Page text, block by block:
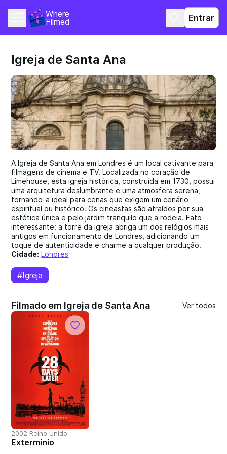
Where
Filmed
Entrar
Igreja de Santa Ana
A Igreja de Santa Ana em Londres é um local cativante para
filmagens de cinema e TV. Localizada no coração de
Limehouse, esta igreja histórica, construída em 1730, possui
uma arquitetura deslumbrante e uma atmosfera serena,
tornando-a ideal para cenas que exigem um cenário
espiritual ou histórico. Os cineastas são atraídos por sua
estética única e pelo jardim tranquilo que a rodeia. Fato
interessante: a torre da igreja abriga um dos relógios mais
antigos em funcionamento de Londres, adicionando um
toque de autenticidade e charme a qualquer produção.
Cidade: Londres
#Igreja
Filmado em Igreja de Santa Ana Ver todos
2002 Reino Unido
Extermínio